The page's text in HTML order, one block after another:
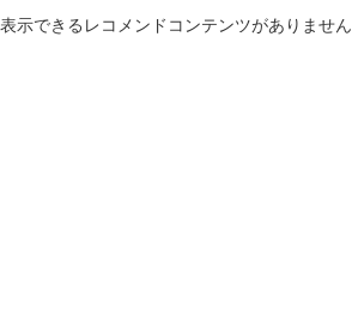
表示できるレコメンドコンテンツがありません